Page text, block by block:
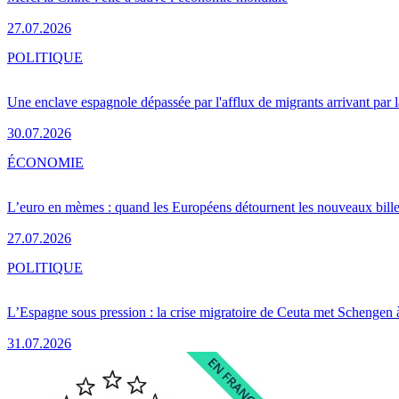
27.07.2026
Une enclave espagnole dépassée par l'afflux de migrants arrivant par
30.07.2026
POLITIQUE
L’euro en mèmes : quand les Européens détournent les nouveaux
27.07.2026
ÉCONOMIE
L’Espagne sous pression : la crise migratoire de Ceuta met Schengen
31.07.2026
POLITIQUE